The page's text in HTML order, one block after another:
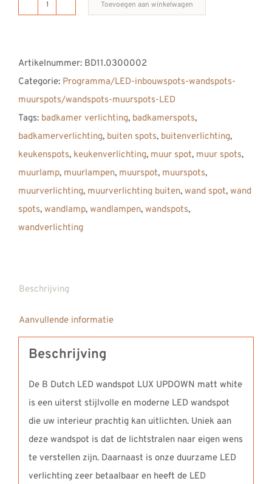
B
Wandspot
LUX
UPDOWN
Matt
White
aantal
Toevoegen aan winkelwagen
Artikelnummer: BD11.0300002
Categorie: Programma/LED-inbouwspots-wandspots-
muurspots/wandspots-muurspots-LED
Tags: badkamer verlichting, badkamerspots,
badkamerverlichting, buiten spots, buitenverlichting,
keukenspots, keukenverlichting, muur spot, muur spots,
muurlamp, muurlampen, muurspot, muurspots,
muurverlichting, muurverlichting buiten, wand spot, wand
spots, wandlamp, wandlampen, wandspots,
wandverlichting
Beschrijving
Aanvullende informatie
Beschrijving
De B Dutch LED wandspot LUX UPDOWN matt white
is een uiterst stijlvolle en moderne LED wandspot
die uw interieur prachtig kan uitlichten. Uniek aan
deze wandspot is dat de lichtstralen naar eigen wens
te verstellen zijn. Daarnaast is onze duurzame LED
verlichting zeer betaalbaar en heeft de LED